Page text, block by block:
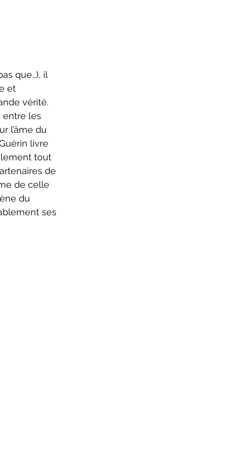
et
vérité.
entre les
l’âme du
livre
tout
de
de celle
du
ses